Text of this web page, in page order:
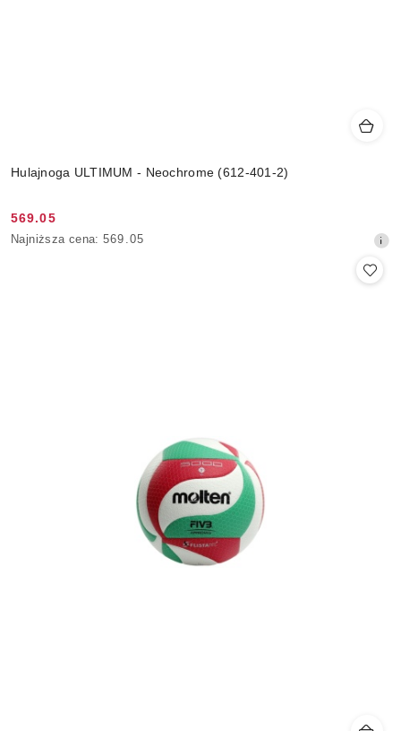
Hulajnoga ULTIMUM - Neochrome (612-401-2)
Cena
promocyjna:
569.05
Najniższa
Najniższa cena: 569.05